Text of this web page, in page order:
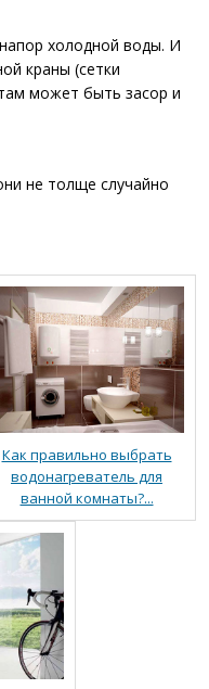
холодной воды. И
краны (сетки
может быть засор и
не толще случайно
Как правильно выбрать
водонагреватель для
ванной комнаты?...